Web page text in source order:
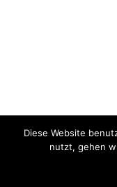
Diese Website
nutzt, gehen